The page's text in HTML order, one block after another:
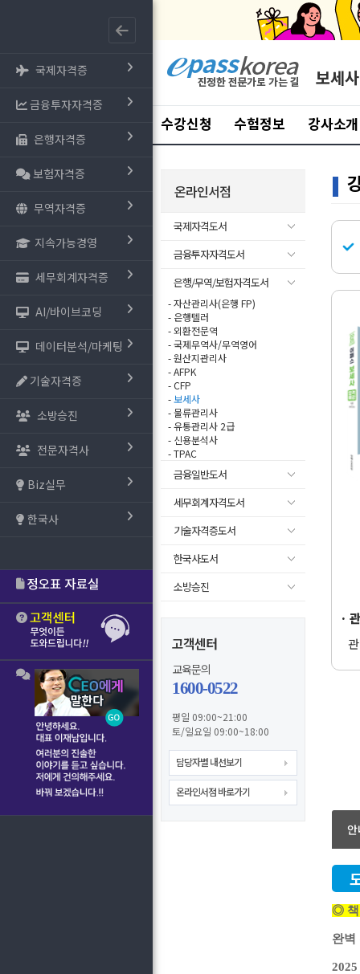
국제자격증
금융투자자격증
은행자격증
보험자격증
무역자격증
지속가능경영
세무회계자격증
AI/바이브코딩
데이터분석/마케팅
기술자격증
소방승진
전문자격사
Biz실무
한국사
보세사
수강신청 수험정보 강사소개
온라인서점
국제자격도서
금융투자자격도서
은행/무역/보험자격도서
- 자산관리사(은행 FP)
- 은행텔러
- 외환전문역
- 국제무역사/무역영어
- 원산지관리사
- AFPK
- CFP
-보세사
- 물류관리사
- 유통관리사 2급
- 신용분석사
- TPAC
금융일반도서
세무회계자격도서
기술자격증도서
한국사도서
소방승진
고객센터
교육문의
1600-0522
평일 09:00~21:00
토/일요일 09:00~18:00
담당자별 내선보기
온라인서점 바로가기
·
◎ 책
완벽
2025